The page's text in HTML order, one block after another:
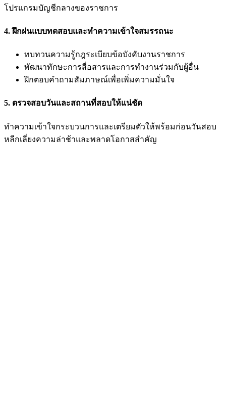
โปรแกรมบัญชีกลางของราชการ
4. ฝึกฝนแบบทดสอบและทำความเข้าใจสมรรถนะ
ทบทวนความรู้กฎระเบียบข้อบังคับงานราชการ
พัฒนาทักษะการสื่อสารและการทำงานร่วมกับผู้อื่น
ฝึกตอบคำถามสัมภาษณ์เพื่อเพิ่มความมั่นใจ
5. ตรวจสอบวันและสถานที่สอบให้แน่ชัด
ทำความเข้าใจกระบวนการและเตรียมตัวให้พร้อมก่อนวันสอบ
หลีกเลี่ยงความล่าช้าและพลาดโอกาสสำคัญ